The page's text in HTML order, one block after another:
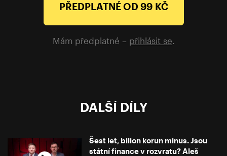
PŘEDPLATNÉ OD 99 KČ
Mám předplatné – přihlásit se
DALŠÍ DÍLY
Šest let, bilion korun minus. Jsou
státní finance v rozvratu? Aleš